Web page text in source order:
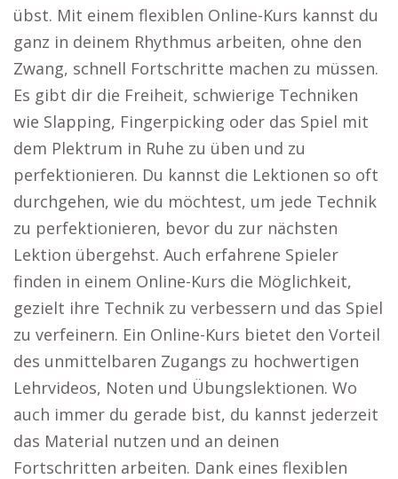
übst. Mit einem flexiblen Online-Kurs kannst du
ganz in deinem Rhythmus arbeiten, ohne den
Zwang, schnell Fortschritte machen zu müssen.
Es gibt dir die Freiheit, schwierige Techniken
wie Slapping, Fingerpicking oder das Spiel mit
dem Plektrum in Ruhe zu üben und zu
perfektionieren. Du kannst die Lektionen so oft
durchgehen, wie du möchtest, um jede Technik
zu perfektionieren, bevor du zur nächsten
Lektion übergehst. Auch erfahrene Spieler
finden in einem Online-Kurs die Möglichkeit,
gezielt ihre Technik zu verbessern und das Spiel
zu verfeinern. Ein Online-Kurs bietet den Vorteil
des unmittelbaren Zugangs zu hochwertigen
Lehrvideos, Noten und Übungslektionen. Wo
auch immer du gerade bist, du kannst jederzeit
das Material nutzen und an deinen
Fortschritten arbeiten. Dank eines flexiblen